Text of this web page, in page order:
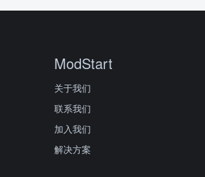
ModStart
关于我们
联系我们
加入我们
解决方案